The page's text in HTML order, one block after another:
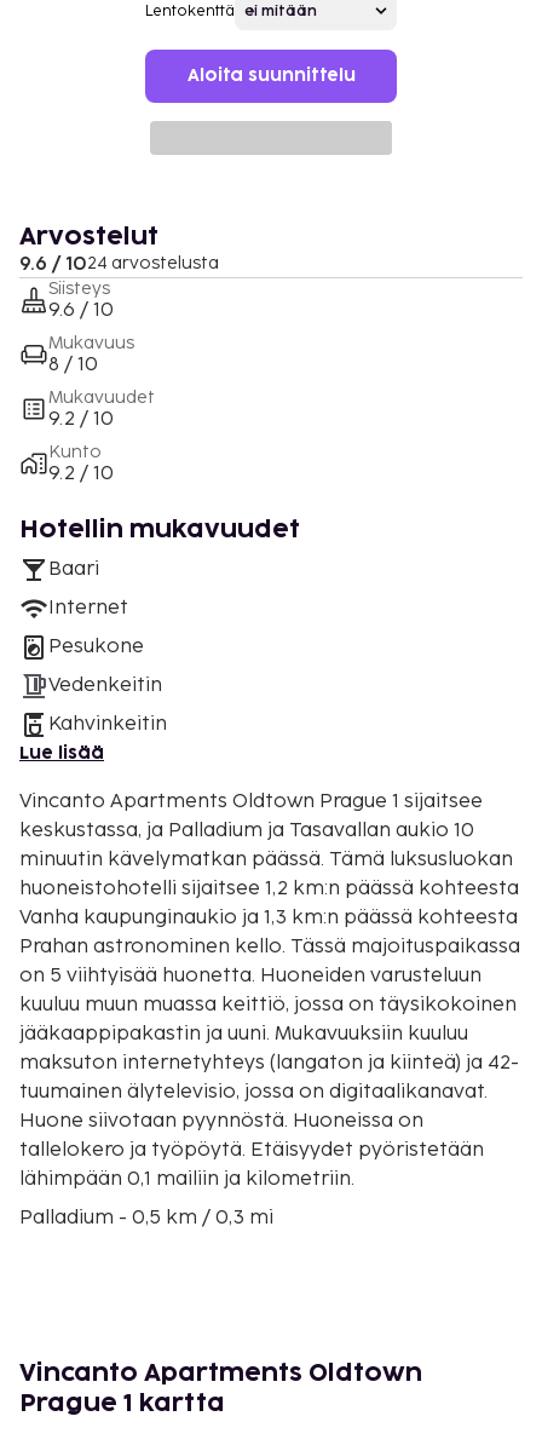
Lentokenttä
Aloita suunnittelu
Arvostelut
9.6 / 1024 arvostelusta
Siisteys
9.6 / 10
Mukavuus
8 / 10
Mukavuudet
9.2 / 10
Kunto
9.2 / 10
Hotellin mukavuudet
Baari
Internet
Pesukone
Vedenkeitin
Kahvinkeitin
Lue lisää
Vincanto Apartments Oldtown Prague 1 sijaitsee
keskustassa, ja Palladium ja Tasavallan aukio 10
minuutin kävelymatkan päässä. Tämä luksusluokan
huoneistohotelli sijaitsee 1,2 km:n päässä kohteesta
Vanha kaupunginaukio ja 1,3 km:n päässä kohteesta
Prahan astronominen kello. Tässä majoituspaikassa
on 5 viihtyisää huonetta. Huoneiden varusteluun
kuuluu muun muassa keittiö, jossa on täysikokoinen
jääkaappipakastin ja uuni. Mukavuuksiin kuuluu
maksuton internetyhteys (langaton ja kiinteä) ja 42-
tuumainen älytelevisio, jossa on digitaalikanavat.
Huone siivotaan pyynnöstä. Huoneissa on
tallelokero ja työpöytä. Etäisyydet pyöristetään
lähimpään 0,1 mailiin ja kilometriin.
Palladium - 0,5 km / 0,3 mi
Hybernian teatteri - 0,7 km / 0,4 mi
Ruutitorni - 0,8 km / 0,5 mi
Letnán puisto - 0,8 km / 0,5 mi
Vincanto Apartments Oldtown
Prague 1 kartta